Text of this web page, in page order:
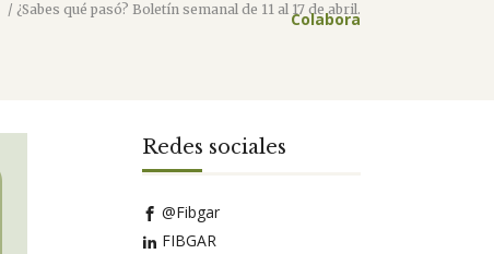
Colabora
/ ¿Sabes qué pasó? Boletín semanal de 11 al 17 de abril.
Redes sociales
@Fibgar
FIBGAR